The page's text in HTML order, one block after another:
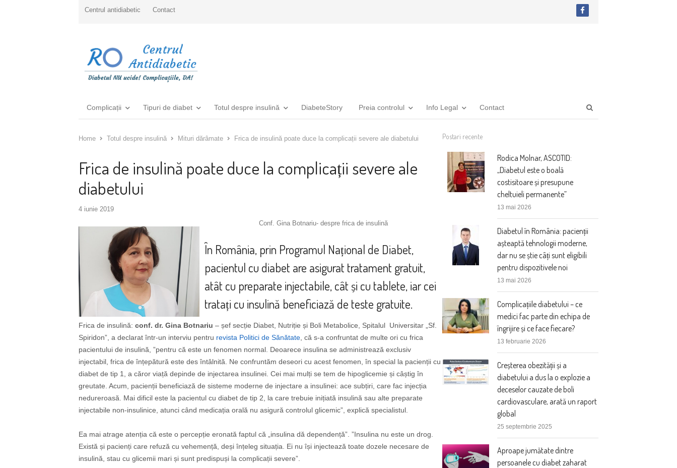
Centrul antidiabetic Contact
Complicații Tipuri de diabet Totul despre insulină DiabeteStory Preia controlul Info Legal Contact
Home
Totul despre insulină Mituri dărâmate Frica de insulină poate duce la complicații severe ale diabetului
Frica de insulină poate duce la complicații severe ale
diabetului
4 iunie 2019
Conf. Gina Botnariu- despre frica de insulină
În România, prin Programul Național de Diabet,
pacientul cu diabet are asigurat tratament gratuit,
atât cu preparate injectabile, cât și cu tablete, iar cei
tratați cu insulină beneficiază de teste gratuite.
Frica de insulină: conf. dr. Gina Botnariu – șef secție Diabet, Nutriție și Boli Metabolice, Spitalul Universitar „Sf.
Spiridon”, a declarat într-un interviu pentru revista Politici de Sănătate , că s-a confruntat de multe ori cu frica
pacientului de insulină, ”pentru că este un fenomen normal. Deoarece insulina se administrează exclusiv
injectabil, frica de înțepătură este des întâlnită. Ne confruntăm deseori cu acest fenomen, în special la pacienții cu
diabet de tip 1, a căror viață depinde de injectarea insulinei. Cei mai mulți se tem de hipoglicemie și câștig în
greutate. Acum, pacienții beneficiază de sisteme moderne de injectare a insulinei: ace subțiri, care fac injecția
nedureroasă. Mai dificil este la pacientul cu diabet de tip 2, la care trebuie inițiată insulină sau alte preparate
injectabile non-insulinice, atunci când medicația orală nu asigură controlul glicemic”, explică specialistul.
Ea mai atrage atenția că este o percepție eronată faptul că „insulina dă dependență”. ”Insulina nu este un drog.
Există și pacienți care refuză cu vehemență, deși înțeleg situația. Ei nu își injectează toate dozele necesare de
insulină, stau cu glicemii mari și sunt predispuși la complicații severe”.
Postari recente
Rodica Molnar, ASCOTID:
„Diabetul este o boală
costisitoare și presupune
cheltuieli permanente”
13 mai 2026
Diabetul în România: pacienții
așteaptă tehnologii moderne,
dar nu se știe câți sunt eligibili
pentru dispozitivele noi
13 mai 2026
Complicațiile diabetului – ce
medici fac parte din echipa de
îngrijire și ce face fiecare?
13 februarie 2026
Creșterea obezității și a
diabetului a dus la o explozie a
deceselor cauzate de boli
cardiovasculare, arată un raport
global
25 septembrie 2025
Aproape jumătate dintre
persoanele cu diabet zaharat